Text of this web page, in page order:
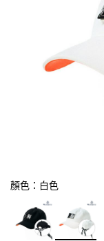
顏色：白色